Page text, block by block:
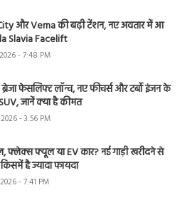
और Verna की बढ़ी टेंशन, नए अवतार में आ
Slavia Facelift
- 7:48 PM
ब्रेजा फेसलिफ्ट लॉन्च, नए फीचर्स और टर्बो इंजन के
जानें क्या है कीमत
- 3:56 PM
फ्लेक्स फ्यूल या EV कार? नई गाड़ी खरीदने से
है ज्यादा फायदा
- 7:41 PM